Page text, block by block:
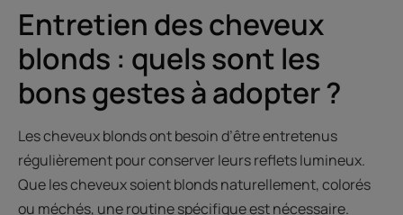
Entretien des cheveux
blonds : quels sont les
bons gestes à adopter ?
Les cheveux blonds ont besoin d’être entretenus
régulièrement pour conserver leurs reflets lumineux.
Que les cheveux soient blonds naturellement, colorés
ou méchés, une routine spécifique est nécessaire.